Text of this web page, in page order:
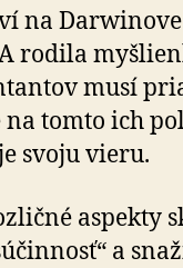
na Darwinove
rodila
musí
tomto ich
svoju vieru.
aspekty
a